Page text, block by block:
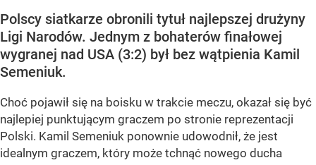
Polscy siatkarze obronili tytuł najlepszej drużyny
Ligi Narodów. Jednym z bohaterów finałowej
wygranej nad USA (3:2) był bez wątpienia Kamil
Semeniuk.
Choć pojawił się na boisku w trakcie meczu, okazał się być
najlepiej punktującym graczem po stronie reprezentacji
Polski. Kamil Semeniuk ponownie udowodnił, że jest
idealnym graczem, który może tchnąć nowego ducha